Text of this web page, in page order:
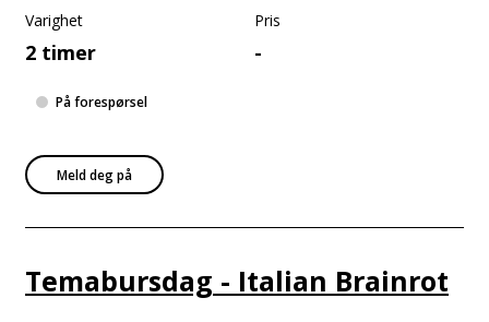
Varighet
2 timer
Pris
-
Meld deg på
På forespørsel
Temabursdag - Italian Brainrot